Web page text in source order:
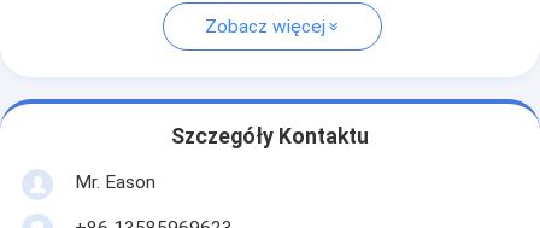
Zobacz więcej
Szczegóły Kontaktu
Mr. Eason